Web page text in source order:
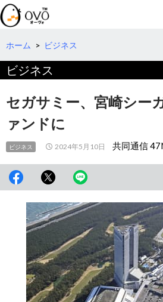
検
索
コ
テ
へ
ホーム > ビジネス
ビジネス
セガサミー、宮崎シー
ァンドに
ビジネス 2024年5月10日 共同通信